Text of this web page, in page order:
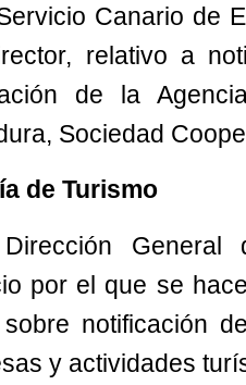
Canario de
relativo a
de la
Sociedad
de Turismo
Dirección General
por el que se
notificación
y actividades